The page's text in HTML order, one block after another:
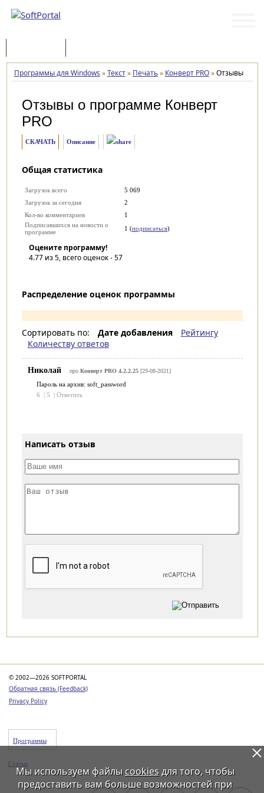
Программы для Windows »Текст» Печать» Конверт PRO»Отзывы
Отзывы о программе Конверт
PRO
СКАЧАТЬ Описание
Общая статистика
Загрузок всего
5 069
Загрузок за сегодня
2
Кол-во комментариев
1
Подписавшихся на новости о
программе
1 (подписаться)
Оцените программу!
4.77из 5, всего оценок -57
Распределение оценок программы
Сортировать по: Дате добавления
Рейтингу
Количеству ответов
Николай про Конверт PRO 4.2.2.25[29-08-2021]
Пароль на архив: soft_password
6
| 5 | Ответить
Написать отзыв
© 2002—2026 SOFTPORTAL
Обратная связь (Feedback)
Privacy Policy
Программы
Статьи
Мы используем файлы cookiesдля того, чтобы
предоставить вам больше возможностей при